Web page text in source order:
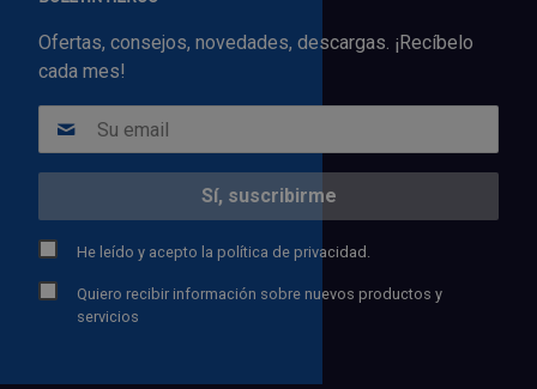
Ofertas, consejos, novedades, descargas. ¡Recíbelo
cada mes!
He leído y acepto la política de privacidad.
Quiero recibir información sobre nuevos productos y
servicios